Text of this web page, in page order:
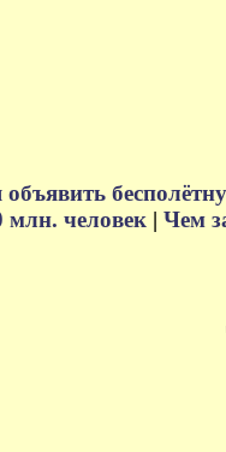
млн. человек| Чем